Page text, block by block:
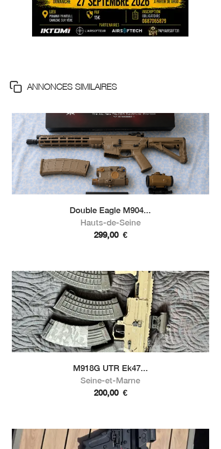
ANNONCES SIMILAIRES
Double Eagle M904...
Hauts-de-Seine
299,00 €
M918G UTR Ek47...
Seine-et-Marne
200,00 €